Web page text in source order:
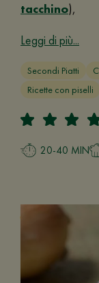
tacchino),
Leggi di più...
Secondi Piatti
Ricette con piselli
20-40 MIN